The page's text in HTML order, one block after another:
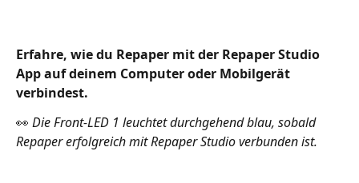
Erfahre, wie du Repaper mit der Repaper Studio
App auf deinem Computer oder Mobilgerät
verbindest.
👀 Die Front-LED 1 leuchtet durchgehend blau, sobald
Repaper erfolgreich mit Repaper Studio verbunden ist.